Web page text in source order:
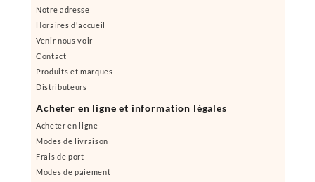
Notre adresse
Horaires d'accueil
Venir nous voir
Contact
Produits et marques
Distributeurs
Acheter en ligne et information légales
Acheter en ligne
Modes de livraison
Frais de port
Modes de paiement